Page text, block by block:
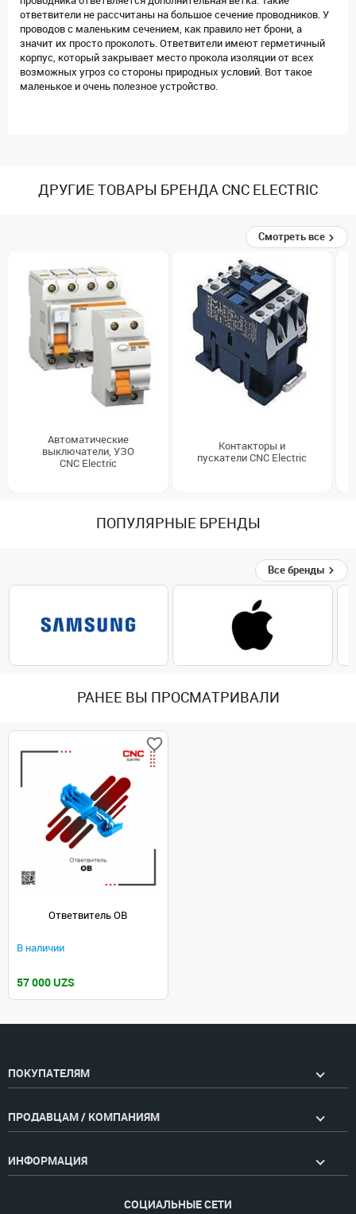
ответвители не рассчитаны на большое сечение проводников. У
проводов с маленьким сечением, как правило нет брони, а
значит их просто проколоть. Ответвители имеют герметичный
корпус, который закрывает место прокола изоляции от всех
возможных угроз со стороны природных условий. Вот такое
маленькое и очень полезное устройство.
ДРУГИЕ ТОВАРЫ БРЕНДА CNC ELECTRIC
Смотреть все
Автоматические
выключатели, УЗО
CNC Electric
Контакторы и
пускатели CNC Electric
ПОПУЛЯРНЫЕ БРЕНДЫ
Все бренды
РАНЕЕ ВЫ ПРОСМАТРИВАЛИ
Ответвитель ОВ
В наличии
57 000 UZS
ПОКУПАТЕЛЯМ
ПРОДАВЦАМ / КОМПАНИЯМ
ИНФОРМАЦИЯ
СОЦИАЛЬНЫЕ СЕТИ